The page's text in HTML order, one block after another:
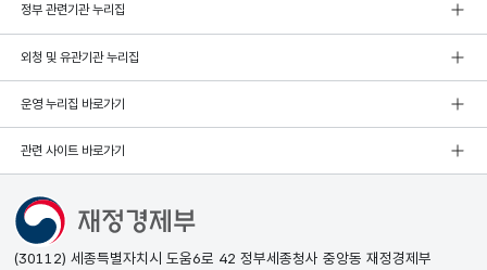
정부 관련기관 누리집
외청 및 유관기관 누리집
운영 누리집 바로가기
관련 사이트 바로가기
(30112) 세종특별자치시 도움6로 42 정부세종청사 중앙동 재정경제부